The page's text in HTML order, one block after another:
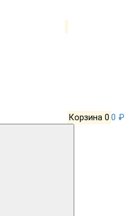
Корзина 0 0 ₽